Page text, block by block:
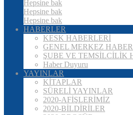
Hepsine bak
Hepsine bak
Hepsine bak
HABERLER
KESK HABERLERİ
GENEL MERKEZ
ŞUBE VE TEMSİLCİLİK
Haber Duyuru
YAYINLAR
KİTAPLAR
SÜRELİ YAYINLAR
2020-AFİŞLERİMİZ
2020-BİLDİRİLER